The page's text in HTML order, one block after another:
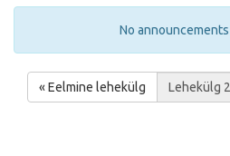
No
« Eelmine lehekülg